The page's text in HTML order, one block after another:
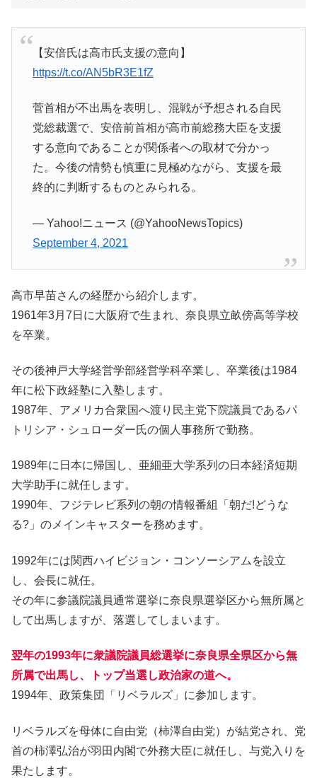
【安倍氏は高市氏支援の意向】
https://t.co/AN5bR3E1fZ
菅首相が不出馬を表明し、混戦が予想される自民
党総裁選で、安倍前首相が高市前総務大臣を支援
する意向であることが関係者への取材で分かっ
た。今後の情勢も慎重に見極めながら、支援を最
終的に判断するものとみられる。
— Yahoo!ニュース (@YahooNewsTopics)
September 4, 2021
高市早苗さんの経歴から紹介します。
1961年3月7日に大阪府で生まれ、奈良県立畝傍高等学校
を卒業。
その後神戸大学経営学部経営学科卒業し、卒業後は1984
年に松下政経塾に入塾します。
1987年、アメリカ合衆国へ渡り民主党下院議員であるパ
トリシア・シュローダー氏の個人事務所で勤務。
1989年に日本に帰国し、亜細亜大学系列の日本経済短期
大学助手に就任します。
1990年、フジテレビ系列の朝の情報番組「朝だ!どうな
る?」のメインキャスターを務めます。
1992年には関西ハイビジョン・コンソーシアムを設立
し、会長に就任。
その年に参議院議員通常選挙に奈良県選挙区から無所属と
して出馬しますが、落選してしまいます。
翌年の1993年に衆議院議員総選挙に奈良県全県区から無
所属で出馬し、トップ当選し政治家の道へ。
1994年、政策集団「リベラルズ」に参加します。
リベラルズを母体に自由党（柿澤自由党）が結党され、党
首の柿澤弘治が羽田内閣で外務大臣に就任し、与党入りを
果たします。